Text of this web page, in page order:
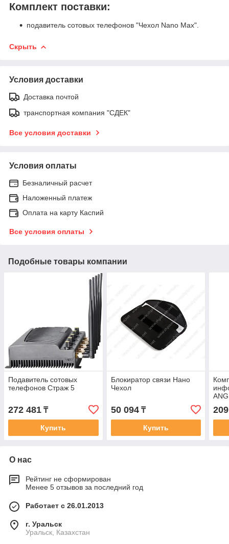
Комплект поставки:
подавитель сотовых телефонов "Чехол Nano Max".
Скрыть
Условия доставки
Доставка почтой
транспортная компания "СДЕК"
Все условия доставки
Условия оплаты
Безналичный расчет
Наложенный платеж
Оплата на карту Каспий
Все условия оплаты
Подобные товары компании
Подавитель сотовых
телефонов Страж 5
272 481 ₸
Купить
Блокиратор связи Нано
Чехол
50 094₸
Купить
О нас
Рейтинг не сформирован
Менее 5 отзывов за последний год
Работает с 26.01.2013
г. Уральск
Уральск, Казахстан